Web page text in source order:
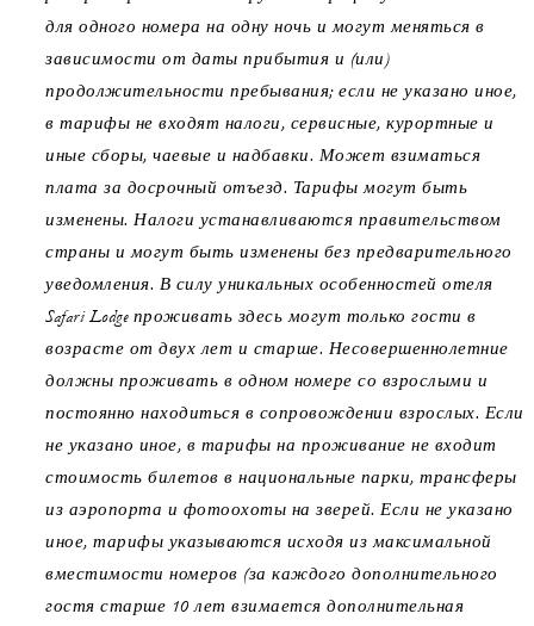
для одного номера на одну ночь и могут меняться в
зависимости от даты прибытия и (или)
продолжительности пребывания; если не указано иное,
в тарифы не входят налоги, сервисные, курортные и
иные сборы, чаевые и надбавки. Может взиматься
плата за досрочный отъезд. Тарифы могут быть
изменены. Налоги устанавливаются правительством
страны и могут быть изменены без предварительного
уведомления. В силу уникальных особенностей отеля
Safari Lodge проживать здесь могут только гости в
возрасте от двух лет и старше. Несовершеннолетние
должны проживать в одном номере со взрослыми и
постоянно находиться в сопровождении взрослых. Если
не указано иное, в тарифы на проживание не входит
стоимость билетов в национальные парки, трансферы
из аэропорта и фотоохоты на зверей. Если не указано
иное, тарифы указываются исходя из максимальной
вместимости номеров (за каждого дополнительного
гостя старше 10 лет взимается дополнительная